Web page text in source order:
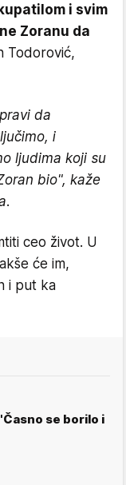
i svim
Zoranu da
Todorović,
da
i
ljudima koji su
bio", kaže
ceo život. U
će im,
i put ka
se borilo i